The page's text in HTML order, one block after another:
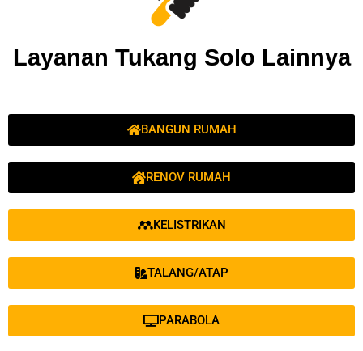
Layanan Tukang Solo Lainnya
BANGUN RUMAH
RENOV RUMAH
KELISTRIKAN
TALANG/ATAP
PARABOLA